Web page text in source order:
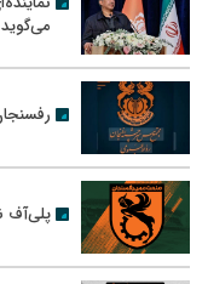
می‌گوید
پلی‌آف